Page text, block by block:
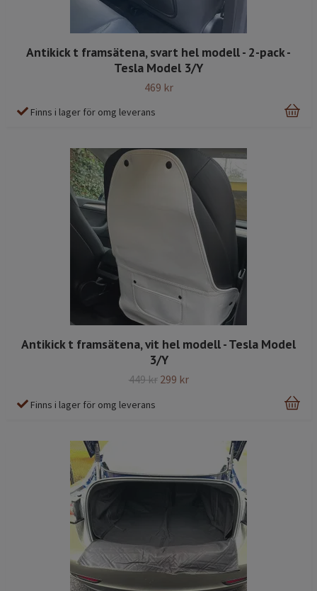
Antikick t framsätena, svart hel modell - 2-pack -
Tesla Model 3/Y
469 kr
Finns i lager för omg leverans
Antikick t framsätena, vit hel modell - Tesla Model
3/Y
449 kr 299 kr
Finns i lager för omg leverans